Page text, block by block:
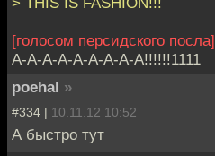
[голосом персидского посла]
А-А-А-А-А-А-А-А-А!!!!!!1111
poehal »
#334 | 10.11.12 10:52
А быстро тут